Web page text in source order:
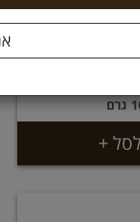
ישראלי על
+